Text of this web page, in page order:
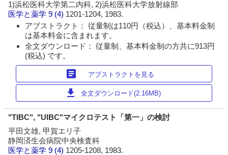
1)浜松医科大学第二内科, 2)浜松医科大学放射線部
医学と薬学 9 (4) 1201-1204, 1983.
アブストラクト： 従量制は110円（税込）、基本料金制
は基本料金に含まれます。
全文ダウンロード： 従量制、基本料金制の方共に913円
(税込) です。
article アブストラクトを見る
download 全文ダウンロード(2.16MB)
"TIBC", "UIBC"マイクロテスト「第一」の検討
平田文雄, 甲賀エリ子
静岡済生会病院中央検査科
医学と薬学 9 (4) 1205-1208, 1983.